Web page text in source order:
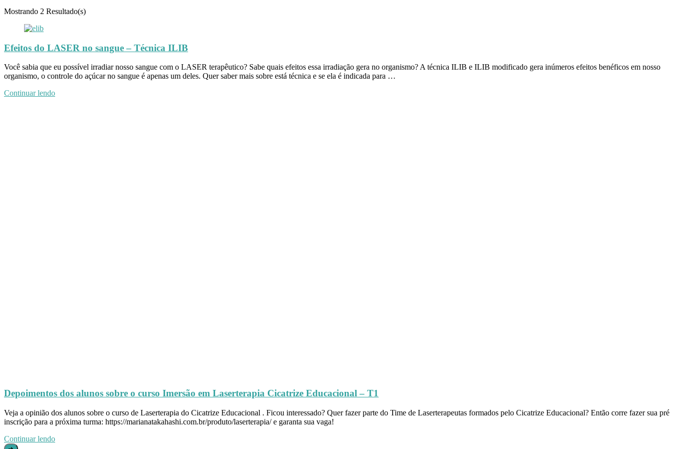
Mostrando 2 Resultado(s)
Efeitos do LASER no sangue – Técnica ILIB
Você sabia que eu possível irradiar nosso sangue com o LASER terapêutico? Sabe quais efeitos essa irradiação gera no organismo? A técnica ILIB e ILIB modificado gera inúmeros efeitos benéficos em nosso
organismo, o controle do açúcar no sangue é apenas um deles. Quer saber mais sobre está técnica e se ela é indicada para …
Continuar lendo
Depoimentos dos alunos sobre o curso Imersão em Laserterapia Cicatrize Educacional – T1
Veja a opinião dos alunos sobre o curso de Laserterapia do Cicatrize Educacional . Ficou interessado? Quer fazer parte do Time de Laserterapeutas formados pelo Cicatrize Educacional? Então corre fazer sua pré
inscrição para a próxima turma: https://marianatakahashi.com.br/produto/laserterapia/ e garanta sua vaga!
Continuar lendo